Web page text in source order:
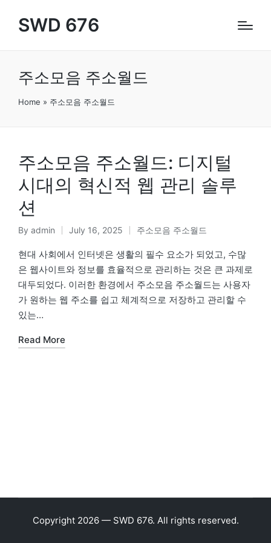
SWD 676
주소모음 주소월드
Home » 주소모음 주소월드
주소모음 주소월드: 디지털
시대의 혁신적 웹 관리 솔루
션
Posted
by
By admin July 16, 2025
Posted
in
주소모음 주소월드
현대 사회에서 인터넷은 생활의 필수 요소가 되었고, 수많
은 웹사이트와 정보를 효율적으로 관리하는 것은 큰 과제로
대두되었다. 이러한 환경에서 주소모음 주소월드는 사용자
가 원하는 웹 주소를 쉽고 체계적으로 저장하고 관리할 수
있는…
Read More
Copyright 2026 — SWD 676. All rights reserved.